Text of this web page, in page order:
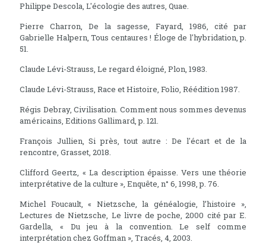
Philippe Descola, L'écologie des autres, Quae.
Pierre Charron, De la sagesse, Fayard, 1986, cité par
Gabrielle Halpern, Tous centaures ! Éloge de l'hybridation, p.
51.
Claude Lévi-Strauss, Le regard éloigné, Plon, 1983.
Claude Lévi-Strauss, Race et Histoire, Folio, Réédition 1987.
Régis Debray, Civilisation. Comment nous sommes devenus
américains, Editions Gallimard, p. 121.
François Jullien, Si près, tout autre : De l'écart et de la
rencontre, Grasset, 2018.
Clifford Geertz, « La description épaisse. Vers une théorie
interprétative de la culture », Enquête, n° 6, 1998, p. 76.
Michel Foucault, « Nietzsche, la généalogie, l’histoire »,
Lectures de Nietzsche, Le livre de poche, 2000 cité par E.
Gardella, « Du jeu à la convention. Le self comme
interprétation chez Goffman », Tracés, 4, 2003.